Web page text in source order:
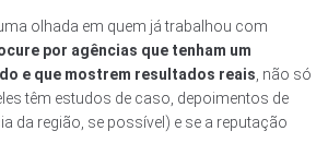
olhada em quem já trabalhou com
por agências que tenham um
e que mostrem resultados reais , não só
têm estudos de caso, depoimentos de
da região, se possível) e se a reputação